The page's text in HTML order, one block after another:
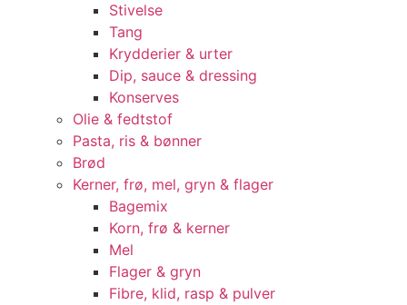
Stivelse
Tang
Krydderier & urter
Dip, sauce & dressing
Konserves
Olie & fedtstof
Pasta, ris & bønner
Brød
Kerner, frø, mel, gryn & flager
Bagemix
Korn, frø & kerner
Mel
Flager & gryn
Fibre, klid, rasp & pulver